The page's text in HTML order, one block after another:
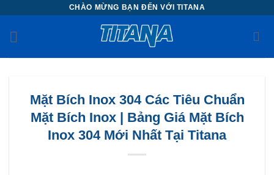
CHÀO MỪNG BẠN ĐẾN VỚI TITANA
Mặt Bích Inox 304 Các Tiêu Chuẩn
Mặt Bích Inox | Bảng Giá Mặt Bích
Inox 304 Mới Nhất Tại Titana